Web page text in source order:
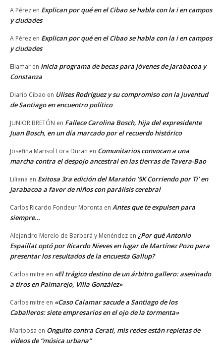
A Pérez en Explican por qué en el Cibao se habla con la i en campos
y ciudades
A Pérez en Explican por qué en el Cibao se habla con la i en campos
y ciudades
Eliamar en Inicia programa de becas para jóvenes de Jarabacoa y
Constanza
Diario Cibao en Ulises Rodríguez y su compromiso con la juventud
de Santiago en encuentro político
JUNIOR BRETÓN en Fallece Carolina Bosch, hija del expresidente
Juan Bosch, en un día marcado por el recuerdo histórico
Josefina Marisol Lora Duran en Comunitarios convocan a una
marcha contra el despojo ancestral en las tierras de Tavera-Bao
Liliana en Exitosa 3ra edición del Maratón ‘5K Corriendo por Ti’ en
Jarabacoa a favor de niños con parálisis cerebral
Carlos Ricardo Fondeur Moronta en Antes que te expulsen para
siempre…
Alejandro Merelo de Barberá y Menéndez en ¿Por qué Antonio
Espaillat optó por Ricardo Nieves en lugar de Martínez Pozo para
presentar los resultados de la encuesta Gallup?
Carlos mitre en «El trágico destino de un árbitro gallero: asesinado
a tiros en Palmarejo, Villa González»
Carlos mitre en «Caso Calamar sacude a Santiago de los
Caballeros: siete empresarios en el ojo de la tormenta»
Mariposa en Onguito contra Cerati, mis redes están repletas de
vídeos de “música urbana”